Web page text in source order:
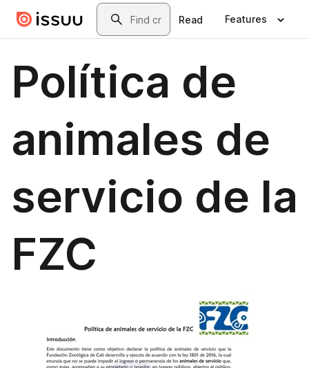
Skip to main contentSearch
Read Features
Política de
animales de
servicio de la
FZC